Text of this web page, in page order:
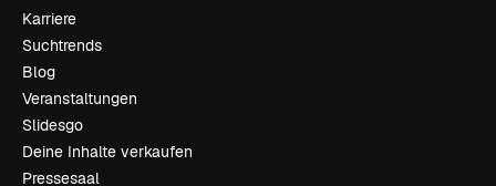
Karriere
Suchtrends
Blog
Veranstaltungen
Slidesgo
Deine Inhalte verkaufen
Pressesaal